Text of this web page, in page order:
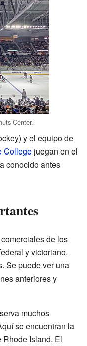
Center.
y el equipo de
College juegan en el
conocido antes
de los
y victoriano.
Se puede ver una
anteriores y
muchos
se encuentran la
Island. El